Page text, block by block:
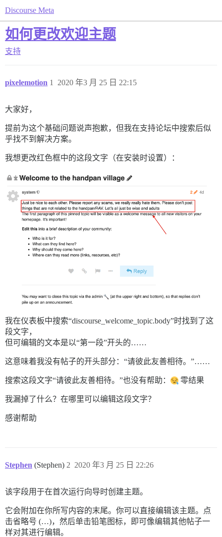
Discourse Meta
如何更改欢迎主题
支持
pixelemotion 2020 年3 月 25 日 22:15
1
大家好，
提前为这个基础问题说声抱歉，但我在支持论坛中搜索后似
乎找不到解决方案。
我想更改红色框中的这段文字（在安装时设置）：
我在仪表板中搜索“discourse_welcome_topic.body”时找到了这
段文字，
但可编辑的文本是以“第一段”开头的……
这意味着我没有帖子的开头部分：“请彼此友善相待。”……
搜索这段文字“请彼此友善相待。”也没有帮助： 零结果
我漏掉了什么？在哪里可以编辑这段文字？
感谢帮助
Stephen (Stephen) 2020 年3 月 25 日 22:26
2
该字段用于在首次运行向导时创建主题。
它会附加在你所写内容的末尾。你可以直接编辑该主题。点
击省略号 (…)，然后单击铅笔图标，即可像编辑其他帖子一
样对其进行编辑。